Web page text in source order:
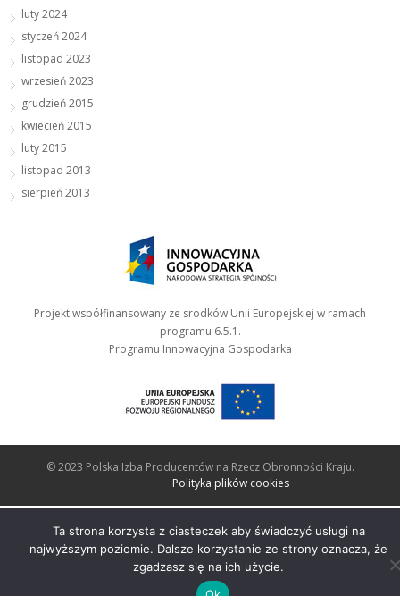
luty 2024
styczeń 2024
listopad 2023
wrzesień 2023
grudzień 2015
kwiecień 2015
luty 2015
listopad 2013
sierpień 2013
Ta strona korzysta z ciasteczek aby świadczyć usługi na
najwyższym poziomie. Dalsze korzystanie ze strony oznacza, że
zgadzasz się na ich użycie.
Projekt współfinansowany ze srodków Unii Europejskiej w ramach
programu 6.5.1.
Programu Innowacyjna Gospodarka
© 2023 Polska Izba Producentów na Rzecz Obronności Kraju.
Polityka plików cookies